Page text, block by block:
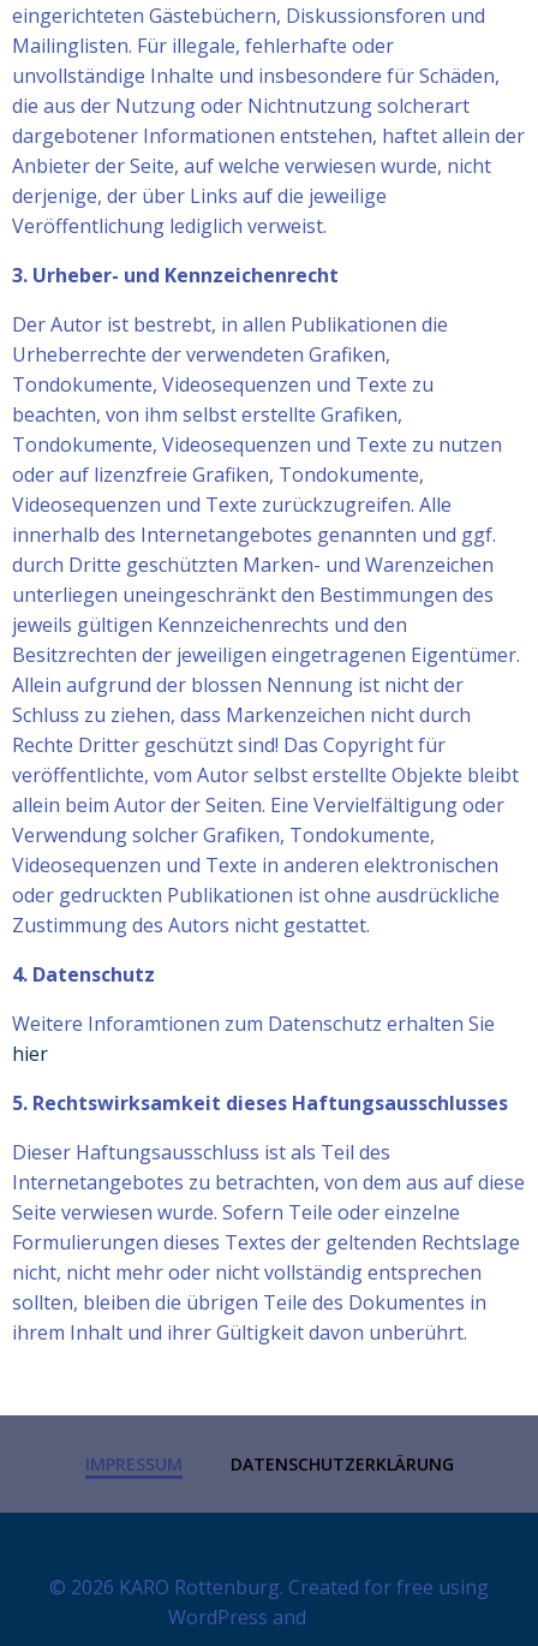
eingerichteten Gästebüchern, Diskussionsforen und
Mailinglisten. Für illegale, fehlerhafte oder
unvollständige Inhalte und insbesondere für Schäden,
die aus der Nutzung oder Nichtnutzung solcherart
dargebotener Informationen entstehen, haftet allein der
Anbieter der Seite, auf welche verwiesen wurde, nicht
derjenige, der über Links auf die jeweilige
Veröffentlichung lediglich verweist.
3. Urheber- und Kennzeichenrecht
Der Autor ist bestrebt, in allen Publikationen die
Urheberrechte der verwendeten Grafiken,
Tondokumente, Videosequenzen und Texte zu
beachten, von ihm selbst erstellte Grafiken,
Tondokumente, Videosequenzen und Texte zu nutzen
oder auf lizenzfreie Grafiken, Tondokumente,
Videosequenzen und Texte zurückzugreifen. Alle
innerhalb des Internetangebotes genannten und ggf.
durch Dritte geschützten Marken- und Warenzeichen
unterliegen uneingeschränkt den Bestimmungen des
jeweils gültigen Kennzeichenrechts und den
Besitzrechten der jeweiligen eingetragenen Eigentümer.
Allein aufgrund der blossen Nennung ist nicht der
Schluss zu ziehen, dass Markenzeichen nicht durch
Rechte Dritter geschützt sind! Das Copyright für
veröffentlichte, vom Autor selbst erstellte Objekte bleibt
allein beim Autor der Seiten. Eine Vervielfältigung oder
Verwendung solcher Grafiken, Tondokumente,
Videosequenzen und Texte in anderen elektronischen
oder gedruckten Publikationen ist ohne ausdrückliche
Zustimmung des Autors nicht gestattet.
4. Datenschutz
Weitere Inforamtionen zum Datenschutz erhalten Sie
hier
5. Rechtswirksamkeit dieses Haftungsausschlusses
Dieser Haftungsausschluss ist als Teil des
Internetangebotes zu betrachten, von dem aus auf diese
Seite verwiesen wurde. Sofern Teile oder einzelne
Formulierungen dieses Textes der geltenden Rechtslage
nicht, nicht mehr oder nicht vollständig entsprechen
sollten, bleiben die übrigen Teile des Dokumentes in
ihrem Inhalt und ihrer Gültigkeit davon unberührt.
IMPRESSUM DATENSCHUTZERKLÄRUNG
© 2026 KARO Rottenburg. Created for free using
WordPress and